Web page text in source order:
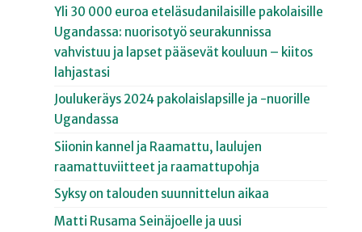
Yli 30 000 euroa eteläsudanilaisille pakolaisille
Ugandassa: nuorisotyö seurakunnissa
vahvistuu ja lapset pääsevät kouluun – kiitos
lahjastasi
Joulukeräys 2024 pakolaislapsille ja -nuorille
Ugandassa
Siionin kannel ja Raamattu, laulujen
raamattuviitteet ja raamattupohja
Syksy on talouden suunnittelun aikaa
Matti Rusama Seinäjoelle ja uusi